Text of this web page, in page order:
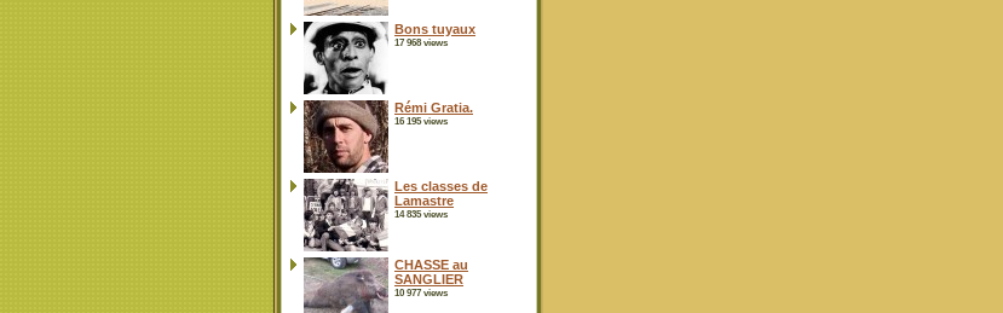
Bons tuyaux
17 968 views
Rémi Gratia.
16 195 views
Les classes de
Lamastre
14 835 views
CHASSE au
SANGLIER
10 977 views